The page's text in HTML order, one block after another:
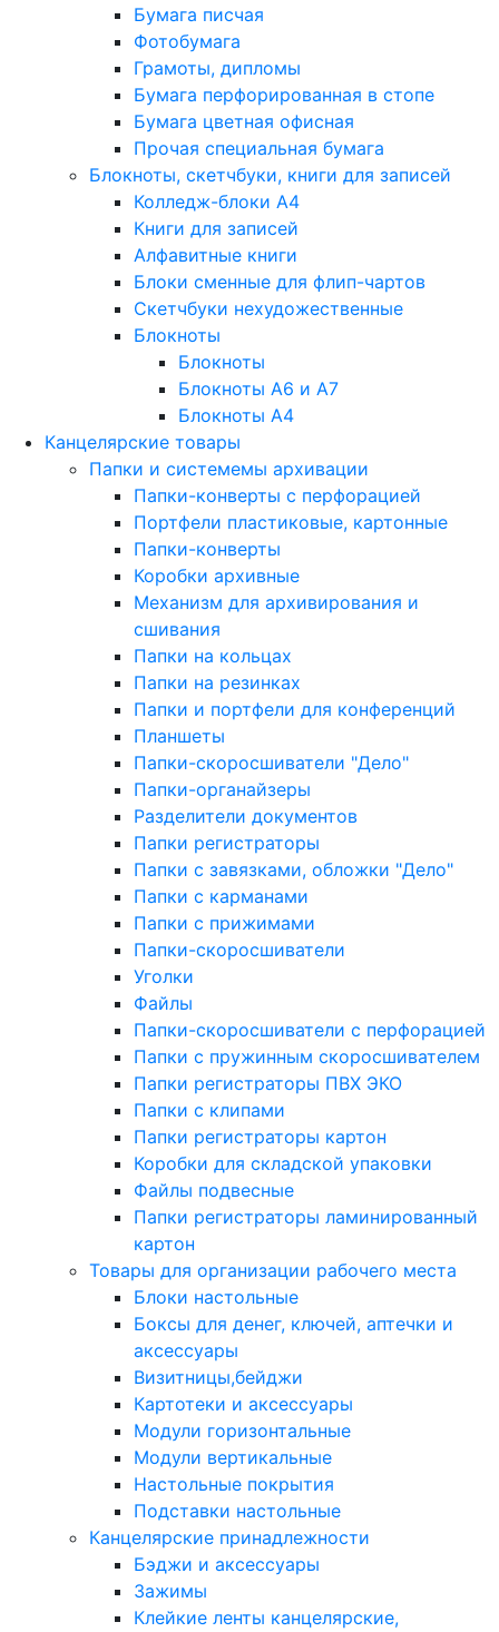
Бумага писчая
Фотобумага
Грамоты, дипломы
Бумага перфорированная в стопе
Бумага цветная офисная
Прочая специальная бумага
Блокноты, скетчбуки, книги для записей
Колледж-блоки А4
Книги для записей
Алфавитные книги
Блоки сменные для флип-чартов
Скетчбуки нехудожественные
Блокноты
Блокноты
Блокноты A6 и A7
Блокноты A4
Канцелярские товары
Папки и системемы архивации
Папки-конверты с перфорацией
Портфели пластиковые, картонные
Папки-конверты
Коробки архивные
Механизм для архивирования и
сшивания
Папки на кольцах
Папки на резинках
Папки и портфели для конференций
Планшеты
Папки-скоросшиватели "Дело"
Папки-органайзеры
Разделители документов
Папки регистраторы
Папки с завязками, обложки "Дело"
Папки с карманами
Папки с прижимами
Папки-скоросшиватели
Уголки
Файлы
Папки-скоросшиватели с перфорацией
Папки с пружинным скоросшивателем
Папки регистраторы ПВХ ЭКО
Папки с клипами
Папки регистраторы картон
Коробки для складской упаковки
Файлы подвесные
Папки регистраторы ламинированный
картон
Товары для организации рабочего места
Блоки настольные
Боксы для денег, ключей, аптечки и
аксессуары
Визитницы,бейджи
Картотеки и аксессуары
Модули горизонтальные
Модули вертикальные
Настольные покрытия
Подставки настольные
Канцелярские принадлежности
Бэджи и аксессуары
Зажимы
Клейкие ленты канцелярские,